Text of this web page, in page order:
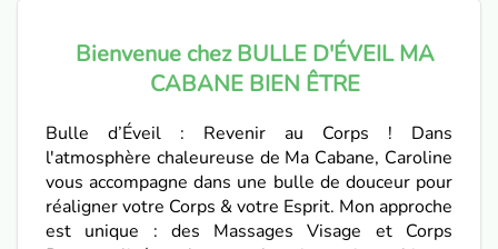
Bienvenue chez BULLE D'ÉVEIL MA
CABANE BIEN ÊTRE
Bulle d’Éveil : Revenir au Corps ! Dans
l'atmosphère chaleureuse de Ma Cabane, Caroline
vous accompagne dans une bulle de douceur pour
réaligner votre Corps & votre Esprit. Mon approche
est unique : des Massages Visage et Corps